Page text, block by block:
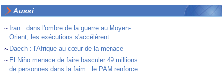
Aussi
~ Iran : dans l'ombre de la guerre au Moyen-
Orient, les exécutions s'accélèrent
~ Daech : l'Afrique au cœur de la menace
~ El Niño menace de faire basculer 49 millions
de personnes dans la faim : le PAM renforce